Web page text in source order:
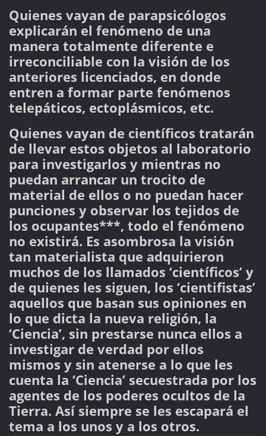
Quienes vayan de parapsicólogos
explicarán el fenómeno de una
manera totalmente diferente e
irreconciliable con la visión de los
anteriores licenciados, en donde
entren a formar parte fenómenos
telepáticos, ectoplásmicos, etc.
Quienes vayan de científicos tratarán
de llevar estos objetos al laboratorio
para investigarlos y mientras no
puedan arrancar un trocito de
material de ellos o no puedan hacer
punciones y observar los tejidos de
los ocupantes***, todo el fenómeno
no existirá. Es asombrosa la visión
tan materialista que adquirieron
muchos de los llamados ‘científicos’ y
de quienes les siguen, los ‘cientifistas’
aquellos que basan sus opiniones en
lo que dicta la nueva religión, la
‘Ciencia’, sin prestarse nunca ellos a
investigar de verdad por ellos
mismos y sin atenerse a lo que les
cuenta la ‘Ciencia’ secuestrada por los
agentes de los poderes ocultos de la
Tierra. Así siempre se les escapará el
tema a los unos y a los otros.